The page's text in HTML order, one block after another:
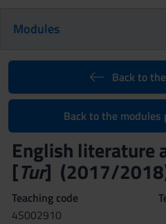
Modules
Back to
Back to the
English literature
[Tur] (2017/
Teaching code
4S002910